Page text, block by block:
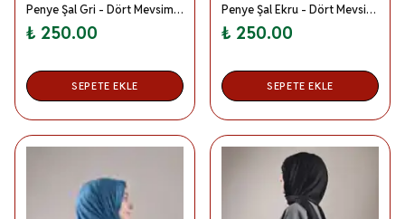
Penye Şal Gri - Dört Mevsim- Yumuşak Dokulu
₺ 250.00
SEPETE EKLE
Penye Şal Ekru - Dört Mevsim- Yumuşak Dokulu
₺ 250.00
SEPETE EKLE